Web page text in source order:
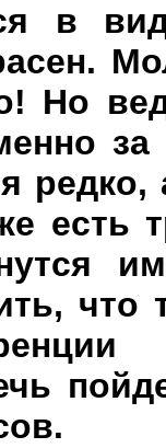
в
Но
за
есть
что